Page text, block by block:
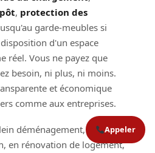
, protection des
garde-meubles si
d'un espace
réel. Vous ne payez que
besoin, ni plus, ni moins.
et économique
comme aux entreprises.
déménagement, en
en rénovation de logement,
Appeler